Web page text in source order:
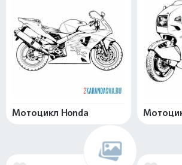
Мотоцикл Honda